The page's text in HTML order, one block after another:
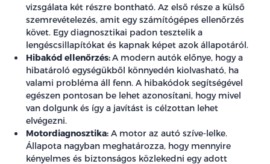
vizsgálata két részre bontható. Az első része a külső
szemrevételezés, amit egy számítógépes ellenőrzés
követ. Egy diagnosztikai padon tesztelik a
lengéscsillapítókat és kapnak képet azok állapotáról.
Hibakód ellenőrzés:A modern autók előnye, hogy a
hibatároló egységükből könnyedén kiolvasható, ha
valami probléma áll fenn. A hibakódok segítségével
egészen pontosan be lehet azonosítani, hogy mivel
van dolgunk és így a javítást is célzottan lehet
elvégezni.
Motordiagnosztika: A motor az autó szíve-lelke.
Állapota nagyban meghatározza, hogy mennyire
kényelmes és biztonságos közlekedni egy adott